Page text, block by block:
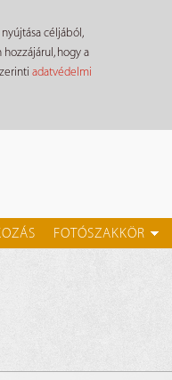
céljából,
hogy a
adatvédelmi
FOTÓSZAKKÖR